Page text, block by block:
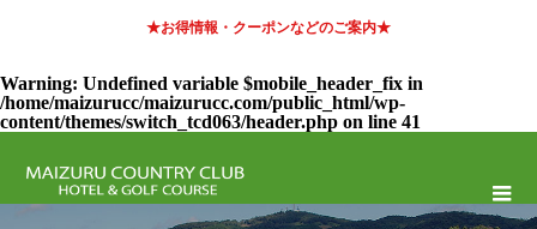
★お得情報・クーポンなどのご案内★
Warning: Undefined variable $mobile_header_fix in
/home/maizurucc/maizurucc.com/public_html/wp-
content/themes/switch_tcd063/header.php on line 41